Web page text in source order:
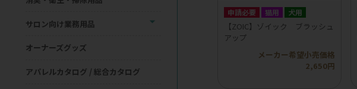
申請必要 猫用 犬用
【ZOIC】ゾイック ブラッシュ
アップ
メーカー希望小売価格
2,650円
サロン向け業務用品
オーナーズグッズ
アパレルカタログ / 総合カタログ